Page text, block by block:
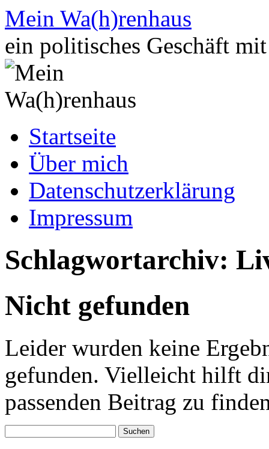
Zum
Inhalt
springen
Mein Wa(h)renhaus
ein politisches Geschäft
Startseite
Über mich
Datenschutzerklärung
Impressum
Schlagwortarchiv:
Nicht gefunden
Leider wurden keine
gefunden. Vielleicht hilft
passenden Beitrag zu
nach: